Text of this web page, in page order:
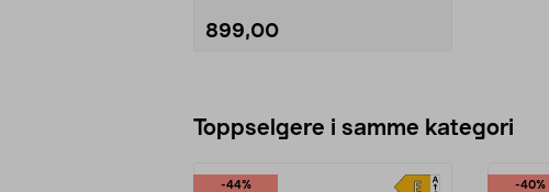
899,00
Toppselgere i samme kategori
-44% -40%